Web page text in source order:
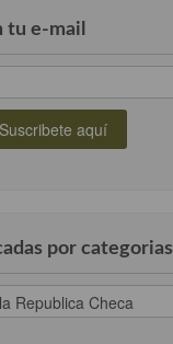
tu e-mail
por categorias